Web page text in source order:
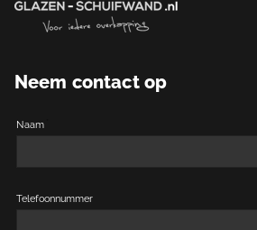
Neem contact op
Naam
Telefoonnummer